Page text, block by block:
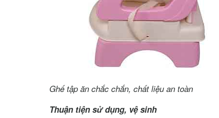
Ghế tập ăn chắc chắn, chất liệu an toàn
Thuận tiện sử dụng, vệ sinh